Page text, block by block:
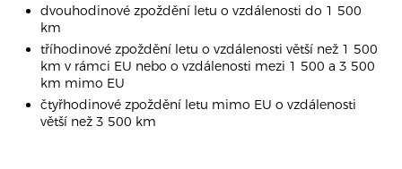
+420 234 261 911
info@zpozdeno.cz
dvouhodinové zpoždění letu o vzdálenosti do 1 500
km
tříhodinové zpoždění letu o vzdálenosti větší než 1 500
km v rámci EU nebo o vzdálenosti mezi 1 500 a 3 500
km mimo EU
čtyřhodinové zpoždění letu mimo EU o vzdálenosti
větší než 3 500 km